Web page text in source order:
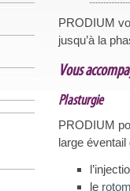
PRODIUM
jusqu’à la
Vous
Plasturgie
PRODIUM
large
le